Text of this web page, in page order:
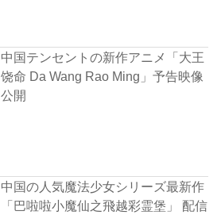
中国テンセントの新作アニメ「大王
饶命 Da Wang Rao Ming」予告映像
公開
中国の人気魔法少女シリーズ最新作
「巴啦啦小魔仙之飛越彩霊堡」 配信